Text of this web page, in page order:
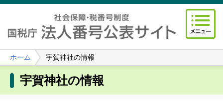
ホーム 宇賀神社の情報
宇賀神社の情報